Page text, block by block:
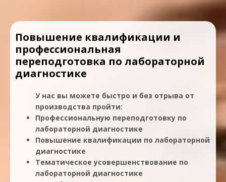
Повышение квалификации и
профессиональная
переподготовка по лабораторной
диагностике
У нас вы можете быстро и без отрыва от
производства пройти:
Профессиональную переподготовку по
лабораторной диагностике
Повышение квалификации по лабораторной
диагностике
Тематическое усовершенствование по
лабораторной диагностике